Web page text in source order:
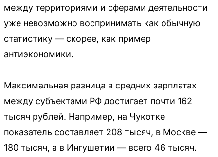
между территориями и сферами деятельности
уже невозможно воспринимать как обычную
статистику — скорее, как пример
антиэкономики.
Максимальная разница в средних зарплатах
между субъектами РФ достигает почти 162
тысяч рублей. Например, на Чукотке
показатель составляет 208 тысяч, в Москве —
180 тысяч, а в Ингушетии — всего 46 тысяч.